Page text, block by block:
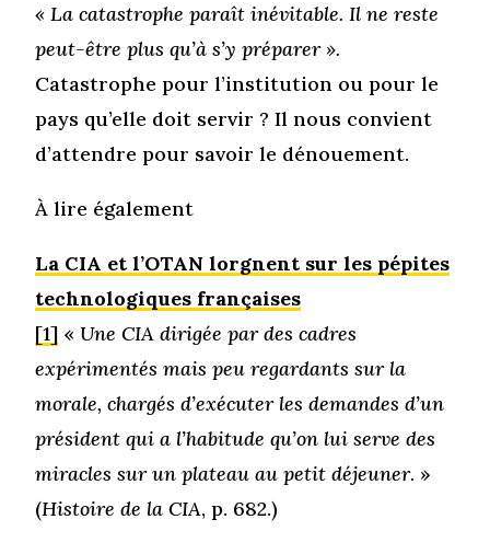
« La catastrophe paraît inévitable. Il ne reste
peut-être plus qu’à s’y préparer ».
Catastrophe pour l’institution ou pour le
pays qu’elle doit servir ? Il nous convient
d’attendre pour savoir le dénouement.
À lire également
La CIA et l’OTAN lorgnent sur les pépites
technologiques françaises
[1] « Une CIA dirigée par des cadres
expérimentés mais peu regardants sur la
morale, chargés d’exécuter les demandes d’un
président qui a l’habitude qu’on lui serve des
miracles sur un plateau au petit déjeuner. »
(Histoire de la CIA, p. 682.)